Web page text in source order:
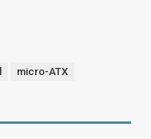
micro-ATX